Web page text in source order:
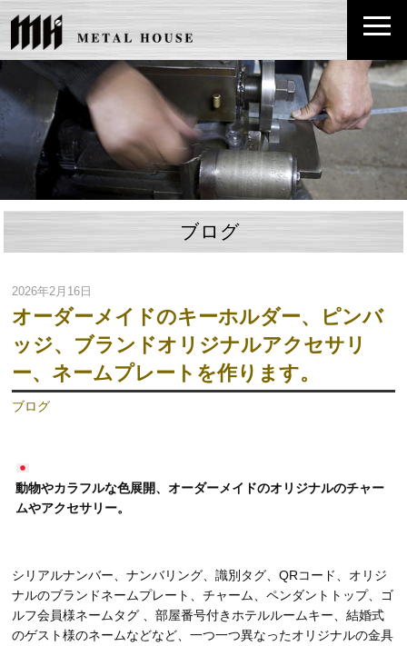
ブログ
2026年2月16日
オーダーメイドのキーホルダー、ピンバ
ッジ、ブランドオリジナルアクセサリ
ー、ネームプレートを作ります。
ブログ
動物やカラフルな色展開、オーダーメイドのオリジナルのチャー
ムやアクセサリー。
シリアルナンバー、ナンバリング、識別タグ、QRコード、オリジ
ナルのブランドネームプレート、チャーム、ペンダントトップ、ゴ
ルフ会員様ネームタグ 、部屋番号付きホテルルームキー、結婚式
のゲスト様のネームなどなど、一つ一つ異なったオリジナルの金具